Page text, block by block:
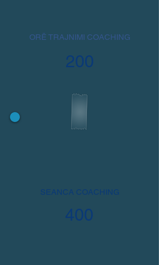
ORË TRAJNIMI COACHING
200
SEANCA COACHING
400